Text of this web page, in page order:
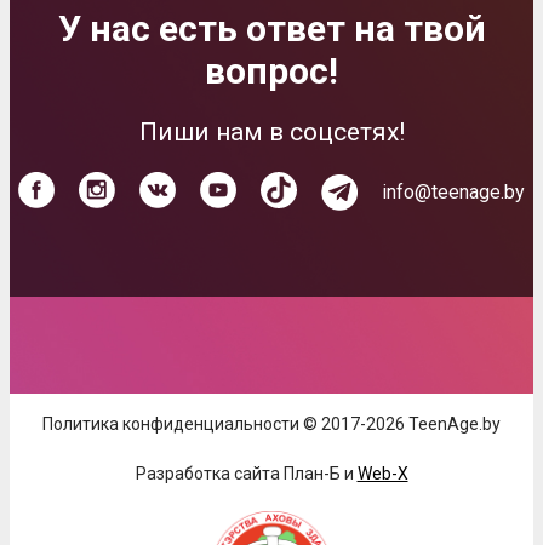
У нас есть ответ на твой
вопрос!
Пиши нам в соцсетях!
info@teenage.by
Политика конфиденциальности © 2017-2026 TeenAge.by
Разработка сайта План-Б и Web-X